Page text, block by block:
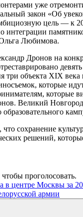
уже
закон «Об
цель — к
Любимова.
Дронов на
три объекта XIX
которые
которые
Великий
что сохранение
решений,
чтобы проголосовать.
в центре Москвы за
армии